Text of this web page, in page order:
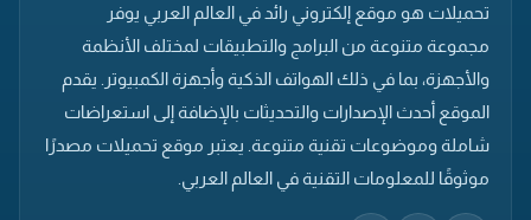
تحميلات هو موقع إلكتروني رائد في العالم العربي يوفر
مجموعة متنوعة من البرامج والتطبيقات لمختلف الأنظمة
والأجهزة، بما في ذلك الهواتف الذكية وأجهزة الكمبيوتر. يقدم
الموقع أحدث الإصدارات والتحديثات بالإضافة إلى استعراضات
شاملة وموضوعات تقنية متنوعة. يعتبر موقع تحميلات مصدرًا
موثوقًا للمعلومات التقنية في العالم العربي.